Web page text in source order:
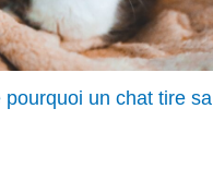
pourquoi un chat tire sa